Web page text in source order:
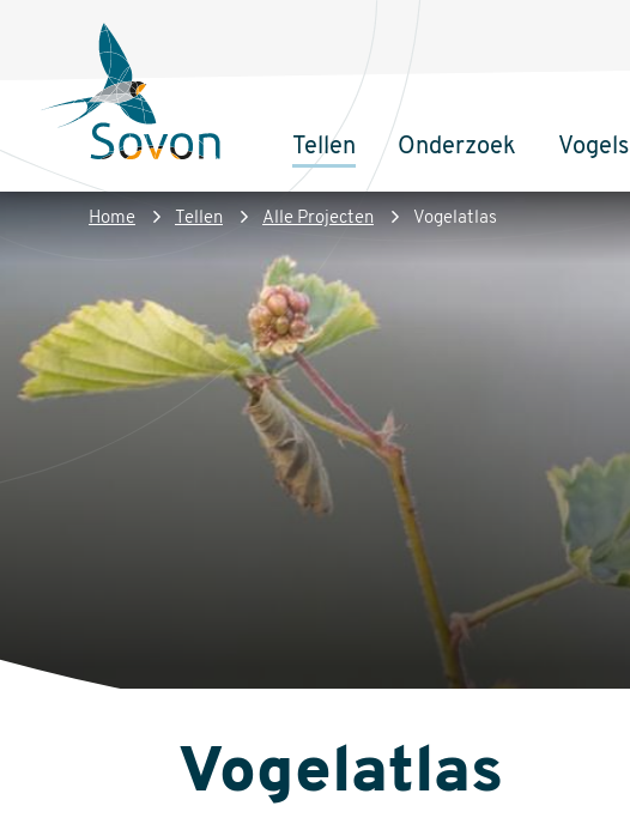
inhoud
Sovon
Homepage
Hoofdnavigatie
Tellen Onderzoek Vogels
Kruimelpad
Home Tellen Alle Projecten Vogelatlas
Vogelatlas